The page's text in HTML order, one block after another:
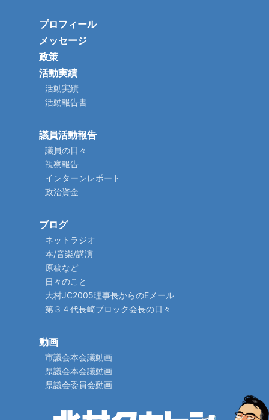
プロフィール
メッセージ
政策
活動実績
活動実績
活動報告書
議員活動報告
議員の日々
視察報告
インターンレポート
政治資金
ブログ
ネットラジオ
本/音楽/講演
原稿など
日々のこと
大村JC2005理事長からのEメール
第３４代長崎ブロック会長の日々
動画
市議会本会議動画
県議会本会議動画
県議会委員会動画